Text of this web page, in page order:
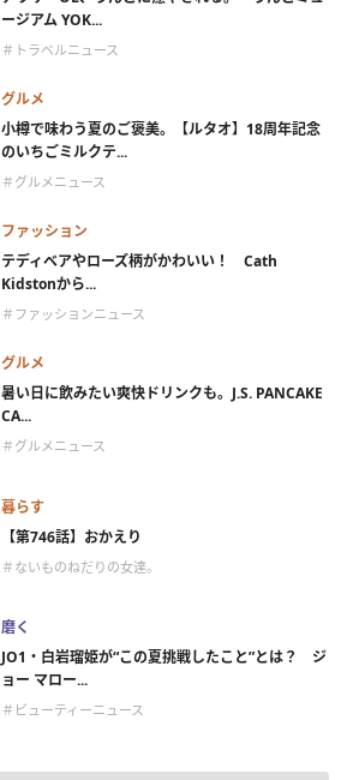
ージアム YOK...
＃トラベルニュース
グルメ
小樽で味わう夏のご褒美。【ルタオ】18周年記念
のいちごミルクテ...
＃グルメニュース
ファッション
テディベアやローズ柄がかわいい！ Cath
Kidstonから...
＃ファッションニュース
グルメ
暑い日に飲みたい爽快ドリンクも。J.S. PANCAKE
CA...
＃グルメニュース
暮らす
【第746話】おかえり
＃ないものねだりの女達。
磨く
JO1・白岩瑠姫が“この夏挑戦したこと”とは？ ジ
ョー マロー...
＃ビューティーニュース